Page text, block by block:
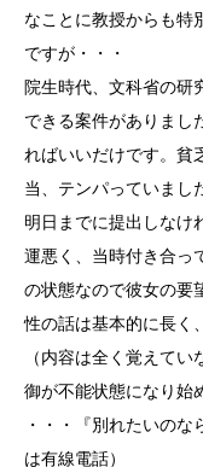
なことに教授からも特
ですが・・・
院生時代、文科省の研
できる案件がありまし
ればいいだけです。貧
当、テンパっていまし
明日までに提出しなけ
運悪く、当時付き合っ
の状態なので彼女の要
性の話は基本的に長く
（内容は全く覚えて
御が不能状態になり始
・・・『別れたいの
は有線電話）